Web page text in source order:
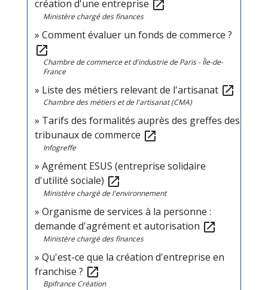
création d'une entreprise open_in_new
Ministère chargé des finances
Comment évaluer un fonds de commerce ?
open_in_new
Chambre de commerce et d'industrie de Paris - Île-de-
France
Liste des métiers relevant de l'artisanat open_in_new
Chambre des métiers et de l'artisanat (CMA)
Tarifs des formalités auprès des greffes des
tribunaux de commerce open_in_new
Infogreffe
Agrément ESUS (entreprise solidaire
d'utilité sociale) open_in_new
Ministère chargé de l'environnement
Organisme de services à la personne :
demande d'agrément et autorisation open_in_new
Ministère chargé des finances
Qu'est-ce que la création d'entreprise en
franchise ? open_in_new
Bpifrance Création